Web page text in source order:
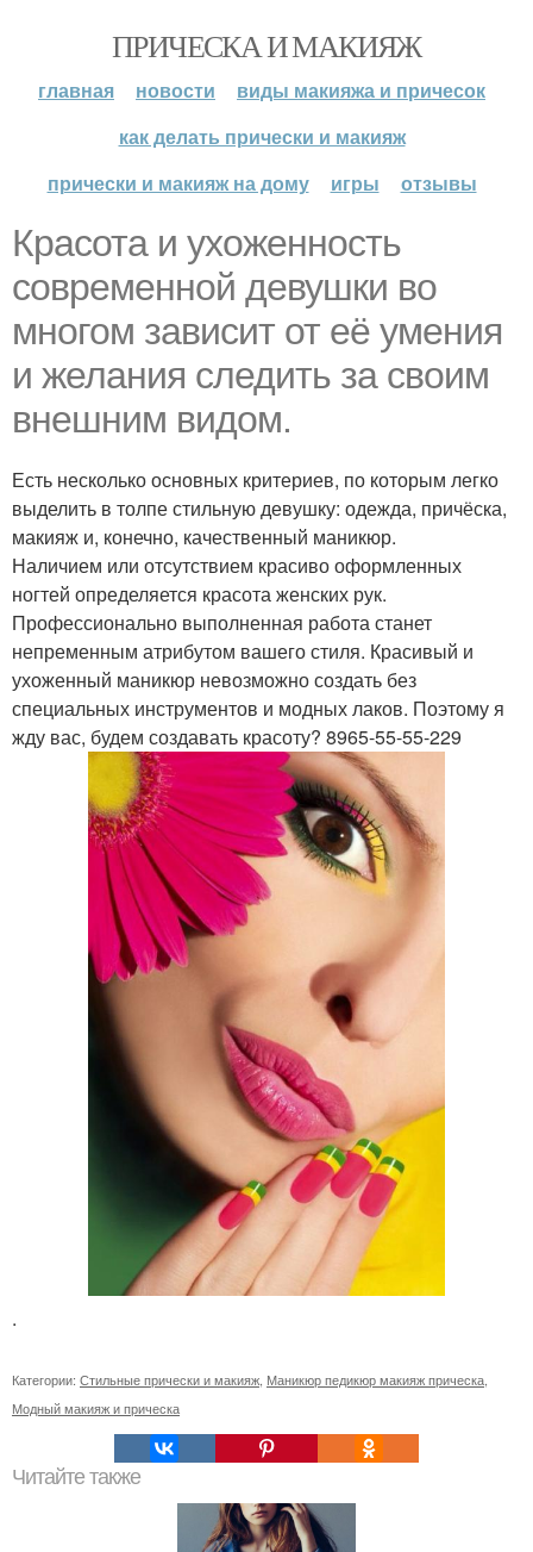
ПРИЧЕСКА И МАКИЯЖ
главная новости
виды макияжа и причесок
как делать прически и макияж
прически и макияж на дому
игры отзывы
Красота и ухоженность
современной девушки во
многом зависит от её умения
и желания следить за своим
внешним видом.
Есть несколько основных критериев, по которым легко
выделить в толпе стильную девушку: одежда, причёска,
макияж и, конечно, качественный маникюр.
Наличием или отсутствием красиво оформленных
ногтей определяется красота женских рук.
Профессионально выполненная работа станет
непременным атрибутом вашего стиля. Красивый и
ухоженный маникюр невозможно создать без
специальных инструментов и модных лаков. Поэтому я
жду вас, будем создавать красоту? 8965-55-55-229
.
Категории: Стильные прически и макияж Маникюр педикюр макияж прическа
Модный макияж и прическа
Читайте также